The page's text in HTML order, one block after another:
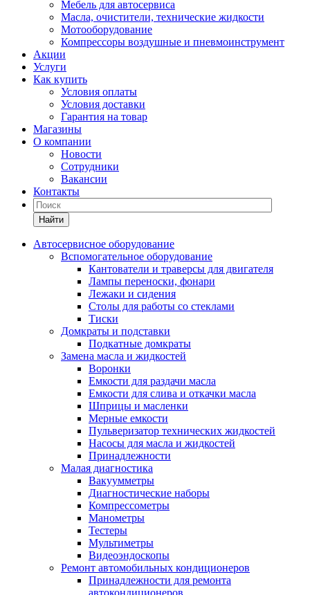
Мебель для автосервиса
Масла, очистители, технические жидкости
Мотооборудование
Компрессоры воздушные и пневмоинструмент
Акции
Услуги
Как купить
Условия оплаты
Условия доставки
Гарантия на товар
Магазины
О компании
Новости
Сотрудники
Вакансии
Контакты
Найти
Автосервисное оборудование
Вспомогательное оборудование
Кантователи и траверсы для двигателя
Лампы переноски, фонари
Лежаки и сидения
Столы для работы со стеклами
Тиски
Домкраты и подставки
Подкатные домкраты
Замена масла и жидкостей
Воронки
Емкости для раздачи масла
Емкости для слива и откачки масла
Шприцы и масленки
Мерные емкости
Пульверизатор технических жидкостей
Насосы для масла и жидкостей
Принадлежности
Малая диагностика
Вакуумметры
Диагностические наборы
Компрессометры
Манометры
Тестеры
Мультиметры
Видеоэндоскопы
Ремонт автомобильных кондиционеров
Принадлежности для ремонта
автокондиционеров